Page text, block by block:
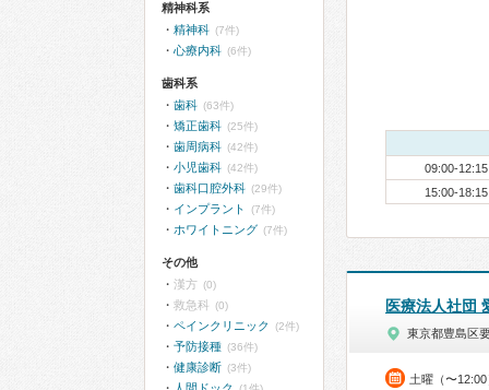
09:00-12:15
15:00-18:15
医療法人社団
東京都豊島区
土曜（〜12:00
精神科系
精神科 (7件)
心療内科 (6件)
歯科系
歯科 (63件)
矯正歯科 (25件)
歯周病科 (42件)
小児歯科 (42件)
歯科口腔外科 (29件)
インプラント (7件)
ホワイトニング (7件)
その他
漢方 (0)
救急科 (0)
ペインクリニック (2件)
予防接種 (36件)
健康診断 (3件)